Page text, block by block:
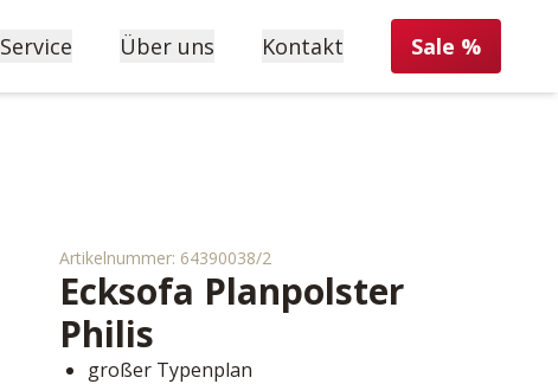
Service Über uns Kontakt Sale %
Artikelnummer: 64390038/2
Ecksofa Planpolster
Philis
großer Typenplan